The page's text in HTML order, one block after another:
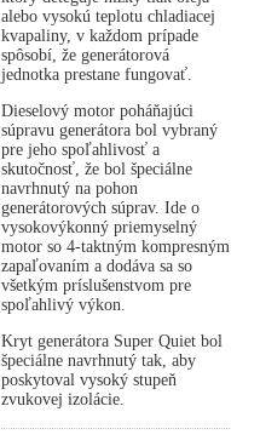
alebo vysokú teplotu chladiacej
kvapaliny, v každom prípade
spôsobí, že generátorová
jednotka prestane fungovať.
Dieselový motor poháňajúci
súpravu generátora bol vybraný
pre jeho spoľahlivosť a
skutočnosť, že bol špeciálne
navrhnutý na pohon
generátorových súprav. Ide o
vysokovýkonný priemyselný
motor so 4-taktným kompresným
zapaľovaním a dodáva sa so
všetkým príslušenstvom pre
spoľahlivý výkon.
Kryt generátora Super Quiet bol
špeciálne navrhnutý tak, aby
poskytoval vysoký stupeň
zvukovej izolácie.